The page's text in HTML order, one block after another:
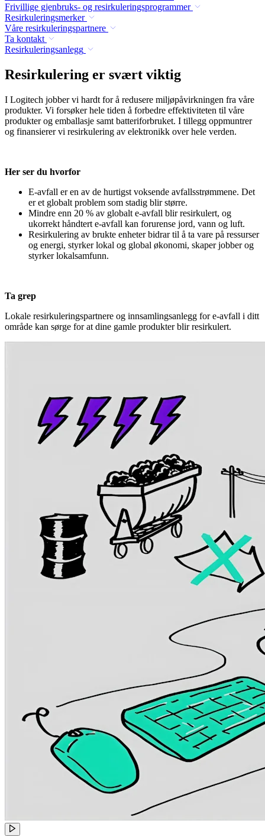
Frivillige gjenbruks- og resirkuleringsprogrammer
Resirkuleringsmerker
Våre resirkuleringspartnere
Ta kontakt
Resirkuleringsanlegg
Resirkulering er svært viktig
I Logitech jobber vi hardt for å redusere miljøpåvirkningen fra våre
produkter. Vi forsøker hele tiden å forbedre effektiviteten til våre
produkter og emballasje samt batteriforbruket. I tillegg oppmuntrer
og finansierer vi resirkulering av elektronikk over hele verden.
Her ser du hvorfor
E-avfall er en av de hurtigst voksende avfallsstrømmene. Det
er et globalt problem som stadig blir større.
Mindre enn 20 % av globalt e-avfall blir resirkulert, og
ukorrekt håndtert e-avfall kan forurense jord, vann og luft.
Resirkulering av brukte enheter bidrar til å ta vare på ressurser
og energi, styrker lokal og global økonomi, skaper jobber og
styrker lokalsamfunn.
Ta grep
Lokale resirkuleringspartnere og innsamlingsanlegg for e-avfall i ditt
område kan sørge for at dine gamle produkter blir resirkulert.